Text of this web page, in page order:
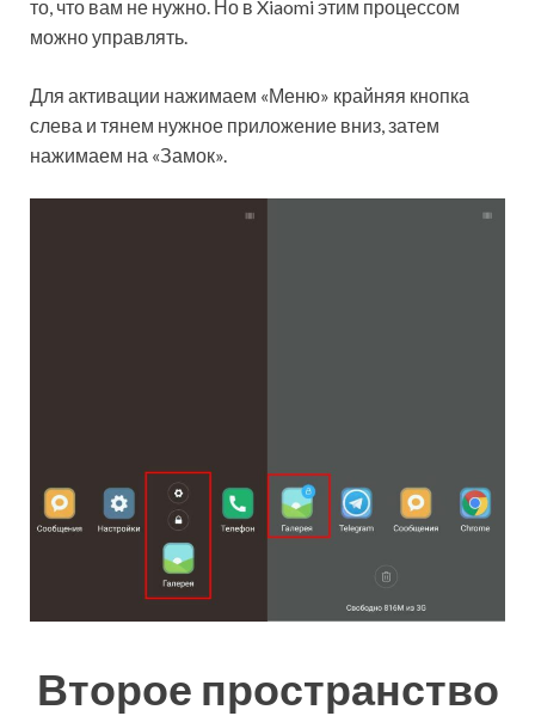
то, что вам не нужно. Но в Xiaomi этим процессом
можно управлять.
Для активации нажимаем «Меню» крайняя кнопка
слева и тянем нужное приложение вниз, затем
нажимаем на «Замок».
Второе пространство